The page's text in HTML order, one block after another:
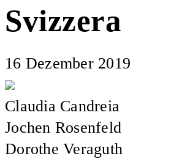
Svizzera
16 Dezember 2019
Claudia Candreia
Jochen Rosenfeld
Dorothe Veraguth